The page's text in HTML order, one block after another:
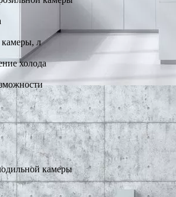
л
холода
камеры